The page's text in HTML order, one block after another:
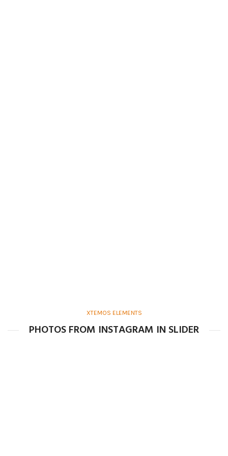
XTEMOS ELEMENTS
PHOTOS FROM INSTAGRAM IN SLIDER